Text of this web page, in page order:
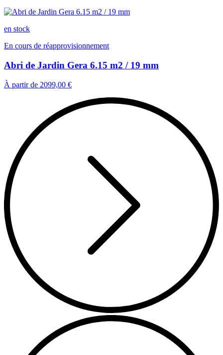
en stock
En cours de réapprovisionnement
Abri de Jardin Gera 6.15 m2 / 19 mm
À partir de 2099,00 €